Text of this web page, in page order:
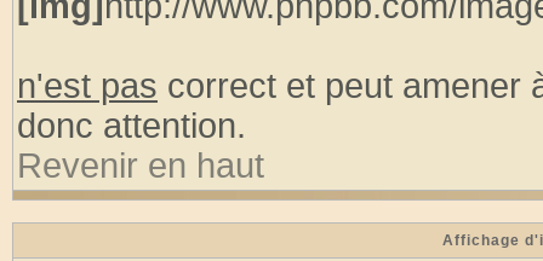
n'est pas correct et peut amener
donc attention.
Revenir en haut
Affichage